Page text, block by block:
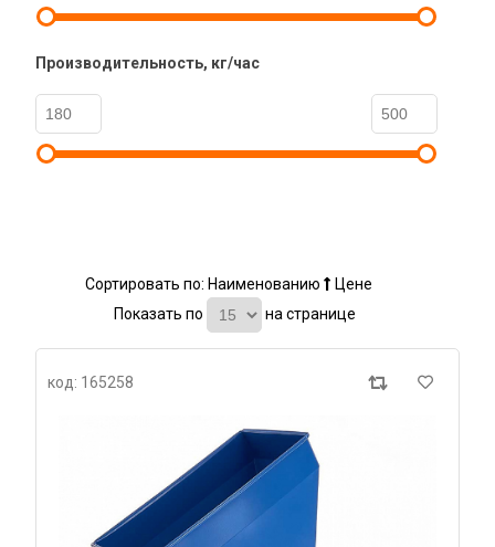
Производительность, кг/час
Сортировать по: Наименованию
Цене
Показать по
на странице
код: 165258